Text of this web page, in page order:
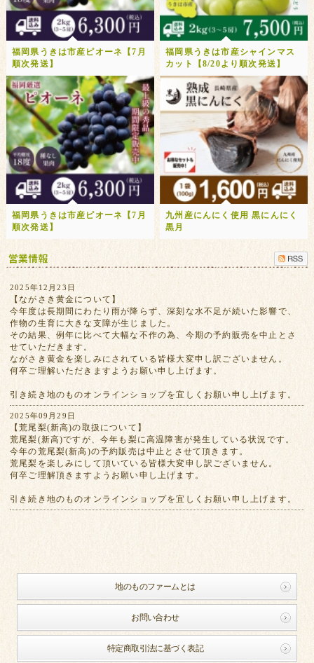
福岡県うきは市産ピオーネ【7月
順次発送】
福岡県うきは市産シャインマス
カット【8/20より順次発送】
福岡県うきは市産ピオーネ【7月
順次発送】
九州産にんにく使用 黒にんにく
黒月
2025年12月23日
【ながさき黄金について】
今年度は長期間にわたり雨が降らず、深刻な水不足が続いた影響で、
作物の生育に大きな支障が生じました。
その結果、例年に比べて大幅な不作の為、今期の予約販売を中止とさ
せていただきます。
ながさき黄金を楽しみにされている皆様大変申し訳ございません。
何卒ご理解いただきますようお願い申し上げます。
引き続き地のものオンラインショップを宜しくお願い申し上げます。
2025年09月29日
【荒尾梨(新高)の取扱について】
荒尾梨(新高)ですが、今年も梨に高温障害が発生している状況です。
今年の荒尾梨(新高)の予約販売は中止とさせて頂きます。
荒尾梨を楽しみにして頂いている皆様大変申し訳ございません。
何卒ご理解頂きますようお願い申し上げます。
引き続き地のものオンラインショップを宜しくお願い申し上げます。
地のものファームとは
お問い合わせ
特定商取引法に基づく表記